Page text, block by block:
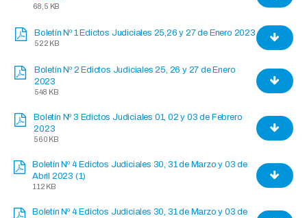
68,5 KB
Boletín Nº 1 Edictos Judiciales 25,26 y 27 de Enero 2023
522 KB
Boletín Nº 2 Edictos Judiciales 25, 26 y 27 de Enero
2023
548 KB
Boletín Nº 3 Edictos Judiciales 01, 02 y 03 de Febrero
2023
560 KB
Boletín Nº 4 Edictos Judiciales 30, 31 de Marzo y 03 de
Abril 2023 (1)
112 KB
Boletín Nº 4 Edictos Judiciales 30, 31 de Marzo y 03 de